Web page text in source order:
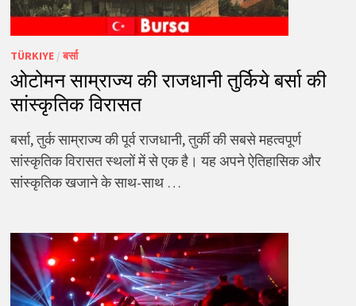
TÜRKIYE/बर्सा
ओटोमन साम्राज्य की राजधानी तुर्किये बर्सा की
सांस्कृतिक विरासत
बर्सा, तुर्क साम्राज्य की पूर्व राजधानी, तुर्की की सबसे महत्वपूर्ण
सांस्कृतिक विरासत स्थलों में से एक है। यह अपने ऐतिहासिक और
सांस्कृतिक खजाने के साथ-साथ …